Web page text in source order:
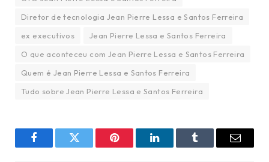
Diretor de tecnologia Jean Pierre Lessa e Santos Ferreira
ex executivos
Jean Pierre Lessa e Santos Ferreira
O que aconteceu com Jean Pierre Lessa e Santos Ferreira
Quem é Jean Pierre Lessa e Santos Ferreira
Tudo sobre Jean Pierre Lessa e Santos Ferreira
FacebookTwitter Pinterest LinkedInTumblr Email